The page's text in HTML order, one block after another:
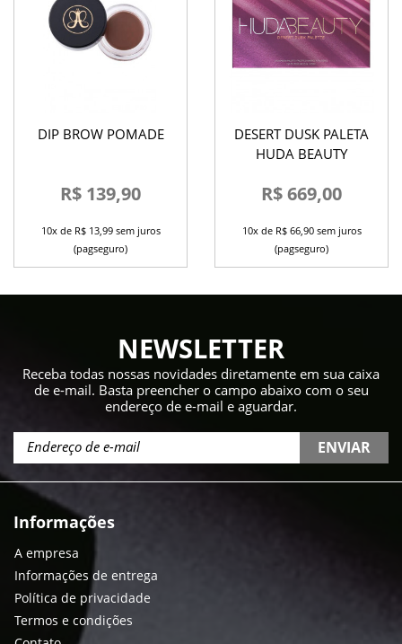
DIP BROW POMADE
R$ 139,90
10x de R$ 13,99 sem juros
(pagseguro)
DESERT DUSK PALETA
HUDA BEAUTY
R$ 669,00
10x de R$ 66,90 sem juros
(pagseguro)
NEWSLETTER
Receba todas nossas novidades diretamente em sua caixa
de e-mail. Basta preencher o campo abaixo com o seu
endereço de e-mail e aguardar.
ENVIAR
Informações
A empresa
Informações de entrega
Política de privacidade
Termos e condições